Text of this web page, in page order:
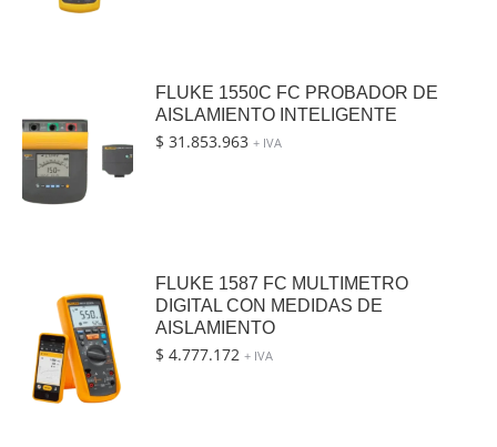
FLUKE 1550C FC PROBADOR DE
AISLAMIENTO INTELIGENTE
$ 31.853.963 + IVA
FLUKE 1587 FC MULTIMETRO
DIGITAL CON MEDIDAS DE
AISLAMIENTO
$ 4.777.172 + IVA